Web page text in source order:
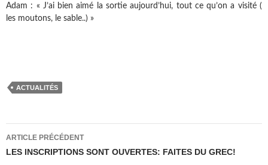
Adam : « J’ai bien aimé la sortie aujourd’hui, tout ce qu’on a visité (
les moutons, le sable..) »
ACTUALITÉS
Navigation
des
ARTICLE PRÉCÉDENT
LES INSCRIPTIONS SONT OUVERTES: FAITES DU GREC!